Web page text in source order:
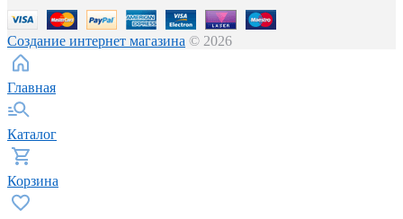
Создание интернет магазина © 2026
Главная
Каталог
Корзина